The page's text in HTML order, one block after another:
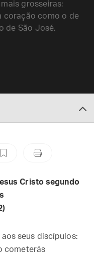
grosseiras;
coração como o de
de São José.
Cristo segundo
seus discípulos:
cometerás